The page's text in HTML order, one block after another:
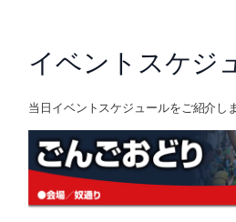
イベントスケジ
当日イベントスケジュールをご紹介しま